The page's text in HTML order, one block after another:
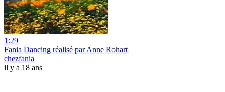
1:29
Fania Dancing réalisé par Anne Rohart
chezfania
il y a 18 ans